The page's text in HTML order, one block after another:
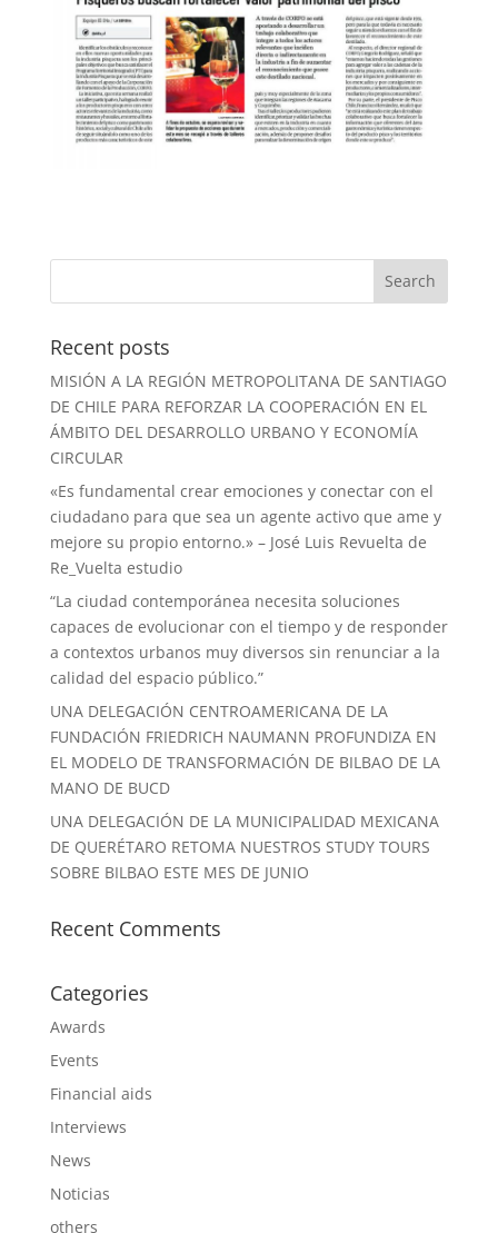
Recent posts
MISIÓN A LA REGIÓN METROPOLITANA DE SANTIAGO
DE CHILE PARA REFORZAR LA COOPERACIÓN EN EL
ÁMBITO DEL DESARROLLO URBANO Y ECONOMÍA
CIRCULAR
«Es fundamental crear emociones y conectar con el
ciudadano para que sea un agente activo que ame y
mejore su propio entorno.» – José Luis Revuelta de
Re_Vuelta estudio
“La ciudad contemporánea necesita soluciones
capaces de evolucionar con el tiempo y de responder
a contextos urbanos muy diversos sin renunciar a la
calidad del espacio público.”
UNA DELEGACIÓN CENTROAMERICANA DE LA
FUNDACIÓN FRIEDRICH NAUMANN PROFUNDIZA EN
EL MODELO DE TRANSFORMACIÓN DE BILBAO DE LA
MANO DE BUCD
UNA DELEGACIÓN DE LA MUNICIPALIDAD MEXICANA
DE QUERÉTARO RETOMA NUESTROS STUDY TOURS
SOBRE BILBAO ESTE MES DE JUNIO
Recent Comments
Categories
Awards
Events
Financial aids
Interviews
News
Noticias
others